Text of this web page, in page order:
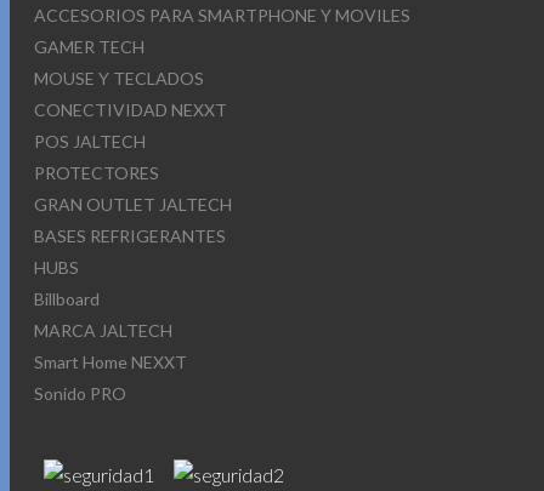
ACCESORIOS PARA SMARTPHONE Y MOVILES
GAMER TECH
MOUSE Y TECLADOS
CONECTIVIDAD NEXXT
POS JALTECH
PROTECTORES
GRAN OUTLET JALTECH
BASES REFRIGERANTES
HUBS
Billboard
MARCA JALTECH
Smart Home NEXXT
Sonido PRO